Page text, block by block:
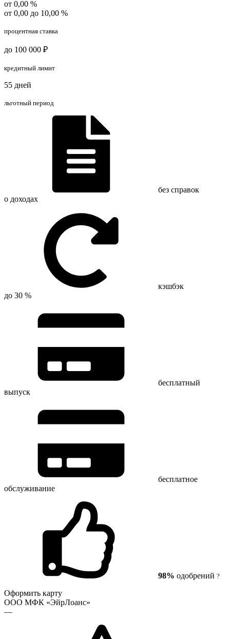
от 0,00 %
от 0,00 до 10,00 %
процентная ставка
до 100 000 ₽
кредитный лимит
55 дней
льготный период
без справок
о доходах
кэшбэк
до 30 %
бесплатный
выпуск
бесплатное
обслуживание
98% одобрений ?
Оформить карту
ООО МФК «ЭйрЛоанс»
—